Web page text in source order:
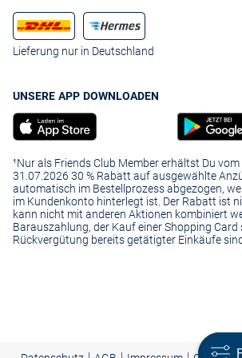
Lieferung nur in Deutschland
UNSERE APP DOWNLOADEN
¹Nur als Friends Club Member erhältst Du
31.07.2026 30 % Rabatt auf ausgewählte
automatisch im Bestellprozess abgezogen,
im Kundenkonto hinterlegt ist. Der Rabatt ist
kann nicht mit anderen Aktionen kombiniert
Barauszahlung, der Kauf einer Shopping Card
Rückvergütung bereits getätigter Einkäufe